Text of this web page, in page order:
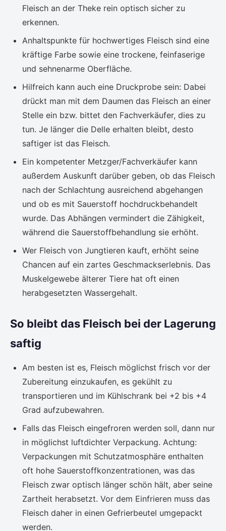
Fleisch an der Theke rein optisch sicher zu
erkennen.
Anhaltspunkte für hochwertiges Fleisch sind eine
kräftige Farbe sowie eine trockene, feinfaserige
und sehnenarme Oberfläche.
Hilfreich kann auch eine Druckprobe sein: Dabei
drückt man mit dem Daumen das Fleisch an einer
Stelle ein bzw. bittet den Fachverkäufer, dies zu
tun. Je länger die Delle erhalten bleibt, desto
saftiger ist das Fleisch.
Ein kompetenter Metzger/Fachverkäufer kann
außerdem Auskunft darüber geben, ob das Fleisch
nach der Schlachtung ausreichend abgehangen
und ob es mit Sauerstoff hochdruckbehandelt
wurde. Das Abhängen vermindert die Zähigkeit,
während die Sauerstoffbehandlung sie erhöht.
Wer Fleisch von Jungtieren kauft, erhöht seine
Chancen auf ein zartes Geschmackserlebnis. Das
Muskelgewebe älterer Tiere hat oft einen
herabgesetzten Wassergehalt.
So bleibt das Fleisch bei der Lagerung
saftig
Am besten ist es, Fleisch möglichst frisch vor der
Zubereitung einzukaufen, es gekühlt zu
transportieren und im Kühlschrank bei +2 bis +4
Grad aufzubewahren.
Falls das Fleisch eingefroren werden soll, dann nur
in möglichst luftdichter Verpackung. Achtung:
Verpackungen mit Schutzatmosphäre enthalten
oft hohe Sauerstoffkonzentrationen, was das
Fleisch zwar optisch länger schön hält, aber seine
Zartheit herabsetzt. Vor dem Einfrieren muss das
Fleisch daher in einen Gefrierbeutel umgepackt
werden.